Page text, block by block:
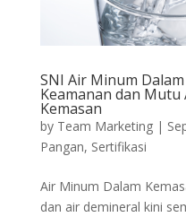
SNI Air Minum
Keamanan dan
Kemasan
by Team Marketing|
Pangan, Sertifikasi
Air Minum Dalam
dan air demineral kini